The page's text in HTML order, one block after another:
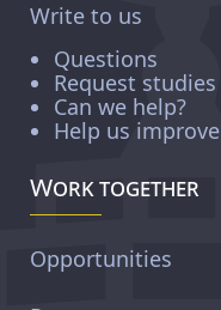
Write to us
Questions
Request studies
Can we help?
Help us improve
Work together
Opportunities